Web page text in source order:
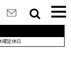
曜定休日